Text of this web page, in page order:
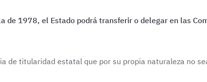
de 1978, el Estado podrá transferir o delegar en las
de titularidad estatal que por su propia naturaleza no